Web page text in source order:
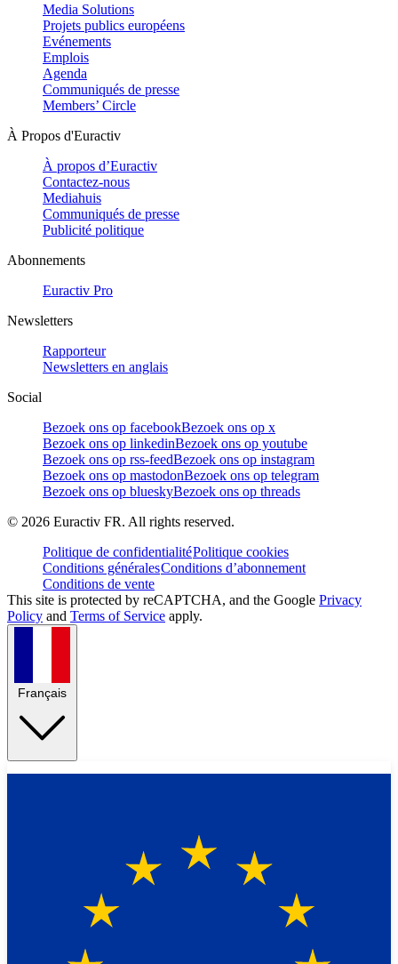
Media Solutions
Projets publics européens
Evénements
Emplois
Agenda
Communiqués de presse
Members’ Circle
À Propos d'Euractiv
À propos d’Euractiv
Contactez-nous
Mediahuis
Communiqués de presse
Publicité politique
Abonnements
Euractiv Pro
Newsletters
Rapporteur
Newsletters en anglais
Social
Bezoek ons op facebookBezoek ons op x
Bezoek ons op linkedinBezoek ons op youtube
Bezoek ons op rss-feedBezoek ons op instagram
Bezoek ons op mastodonBezoek ons op telegram
Bezoek ons op blueskyBezoek ons op threads
© 2026 Euractiv FR. All rights reserved.
Politique de confidentialitéPolitique cookies
Conditions généralesConditions d’abonnement
Conditions de vente
This site is protected by reCAPTCHA, and the Google Privacy
Policy and Terms of Service apply.
Français